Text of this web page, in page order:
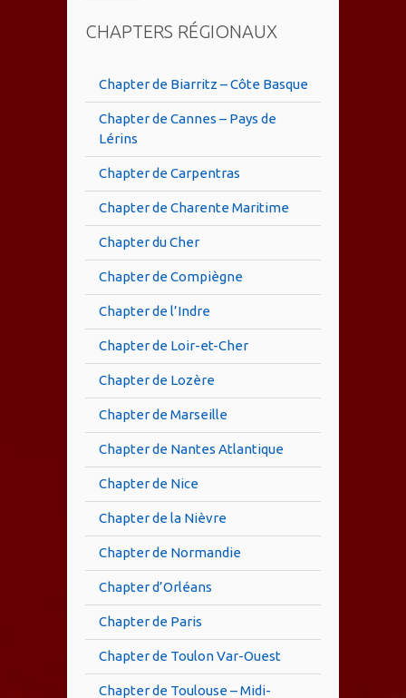
CHAPTERS RÉGIONAUX
Chapter de Biarritz – Côte Basque
Chapter de Cannes – Pays de
Lérins
Chapter de Carpentras
Chapter de Charente Maritime
Chapter du Cher
Chapter de Compiègne
Chapter de l’Indre
Chapter de Loir-et-Cher
Chapter de Lozère
Chapter de Marseille
Chapter de Nantes Atlantique
Chapter de Nice
Chapter de la Nièvre
Chapter de Normandie
Chapter d’Orléans
Chapter de Paris
Chapter de Toulon Var-Ouest
Chapter de Toulouse – Midi-